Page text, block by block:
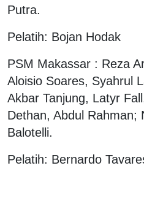
Putra.
Pelatih: Bojan Hodak
PSM Makassar : Reza
Aloisio Soares, Syahrul
Akbar Tanjung, Latyr
Dethan, Abdul Rahman;
Balotelli.
Pelatih: Bernardo